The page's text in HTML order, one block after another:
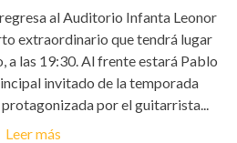
al Auditorio Infanta Leonor
extraordinario que tendrá lugar
a las 19:30. Al frente estará Pablo
invitado de la temporada
por el guitarrista...
Leer más